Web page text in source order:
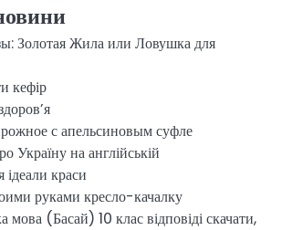
Золотая Жила или Ловушка для
кефір
с апельсиновым суфле
Україну на англійській
краси
руками кресло-качалку
(Басай) 10 клас відповіді скачати,